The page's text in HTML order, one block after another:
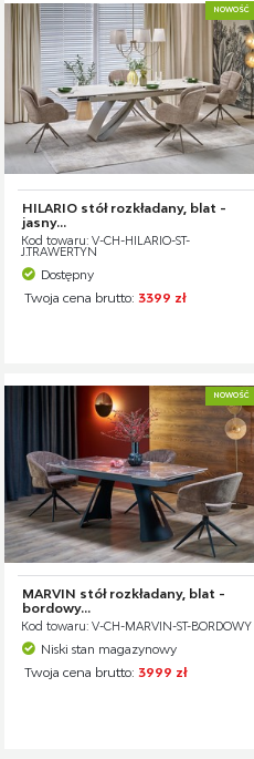
NOWOŚĆ
HILARIO stół rozkładany, blat -
jasny...
Kod towaru: V-CH-HILARIO-ST-
J.TRAWERTYN
Dostępny
Twoja cena brutto: 3399 zł
NOWOŚĆ
MARVIN stół rozkładany, blat -
bordowy...
Kod towaru: V-CH-MARVIN-ST-BORDOWY
Niski stan magazynowy
Twoja cena brutto: 3999 zł